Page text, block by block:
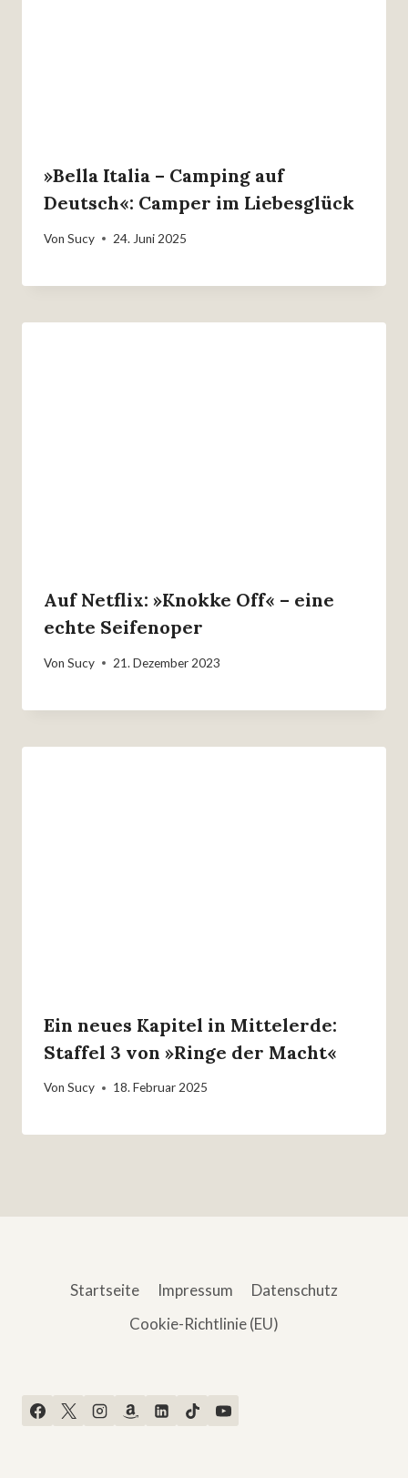
»Bella Italia – Camping auf
Deutsch«: Camper im Liebesglück
Von Sucy 24. Juni 2025
Auf Netflix: »Knokke Off« – eine
echte Seifenoper
Von Sucy 21. Dezember 2023
Ein neues Kapitel in Mittelerde:
Staffel 3 von »Ringe der Macht«
Von Sucy 18. Februar 2025
Startseite Impressum
Datenschutz
Cookie-Richtlinie (EU)